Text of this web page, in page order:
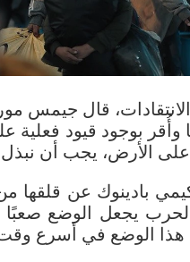
قال جيمس
وأُقر بوجود قيود
الأرض، يجب أن
بادينوك عن
يجعل الوضع صعبًا
هذا الوضع في أسرع